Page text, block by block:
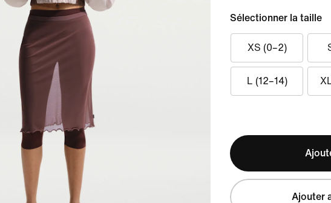
Sélectionner la taille
XS (0–2)
L (12–14)
Ajouter